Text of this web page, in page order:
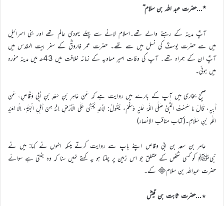
٭…حضرت عبد اللہ بن سلام ؓ
آپؓ مدینہ کے رہنے والے تھے۔اسلام لانے سے پہلے یہودی عالم تھے اور بنی اسرائیل
میں سے حضرت یوسفؓ کی نسل میں سے تھے۔ حضرت عمر فاروقؓ کے سفر بیت المقدس میں
آپؓ ان کے ہمراہ تھے۔ آپ کی وفات امیر معاویہ کے زمانہ خلافت میں 43ھ میں مدینہ منورہ
میں ہوئی۔
صحیح بخاری میں آپ کے بارے میں روایت ہے کہ عَنْ عَامِرِ بْنِ سَعْدِ بْنِ أَبِي وَقَّاصٍ، عَنْ
أَبِيهِ، قَالَ مَا سَمِعْتُ النَّبِيَّ صَلَّى اللّٰهُ عَلَيْهِ وَسَلَّمَ، يَقُولُ: لِأَحَدٍ يَمْشِي عَلَى الْأَرْضِ إِنَّهُ مِنْ أَهْلِ الْجَنَّةِ، إِلَّا لِعَبْدِ
اللّٰهِ بْنِ سَلاَمٍ۔(کتاب مناقب الانصار)
عامر بن سعد بن ابی وقاص اپنے باپ سے روایت کرتے ہیںکہ انہوں نے کہا: میں نے
نبیﷺ کو کسی شخص کے متعلق جو اس زمین پر چلتا ہو یہ کہتے نہیں سنا کہ وہ جنتی ہے سوائے
حضرت عبداللہ بن سلام کے۔
٭…حضرت ثابت بن قیسؓ